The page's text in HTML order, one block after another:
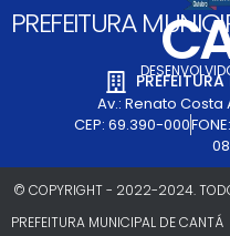
PREFEITURA
Av.: Renato Costa
CEP: 69.390-000
© COPYRIGHT - 2022-2024.
PREFEITURA MUNICIPAL DE CANTÁ